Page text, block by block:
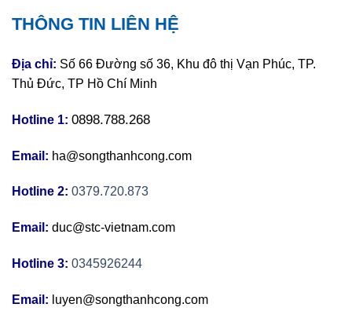
THÔNG TIN LIÊN HỆ
Địa chỉ: Số 66 Đường số 36, Khu đô thị Vạn Phúc, TP.
Thủ Đức, TP Hồ Chí Minh
Hotline 1: 0898.788.268
Email: ha@songthanhcong.com
Hotline 2: 0379.720.873
Email: duc@stc-vietnam.com
Hotline 3: 0345926244
Email: luyen@songthanhcong.com